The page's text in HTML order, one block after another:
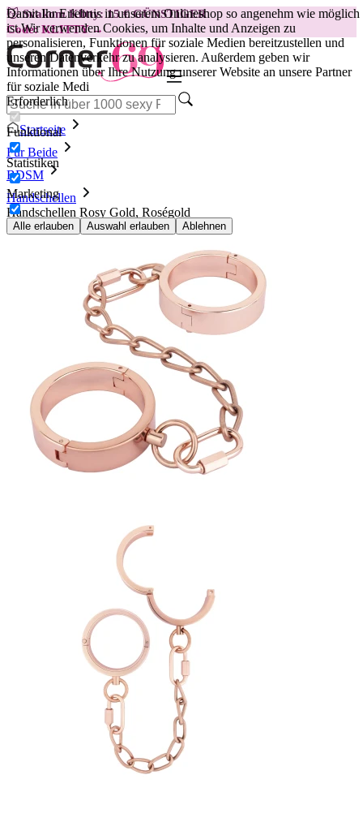
Damit Ihr Erlebnis in unserem Onlineshop so angenehm wie möglich
ist.Wir verwenden Cookies, um Inhalte und Anzeigen zu
personalisieren, Funktionen für soziale Medien bereitzustellen und
unseren Datenverkehr zu analysieren. Außerdem geben wir
Informationen über Ihre Nutzung unserer Website an unsere Partner
für soziale Medi
Erforderlich
Funktional
Statistiken
Marketing
Alle erlauben Auswahl erlauben Ablehnen
😽Svakom Klitty: 15 € GÜNSTIGER
Code: KLITTY →
Startseite
Für Beide
BDSM
Handschellen
Handschellen Rosy Gold, Roségold